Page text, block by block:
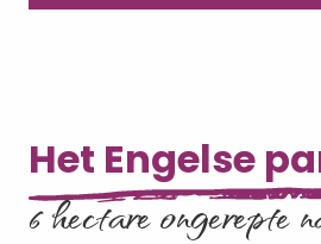
Het Engelse
6 hectare ongerepte